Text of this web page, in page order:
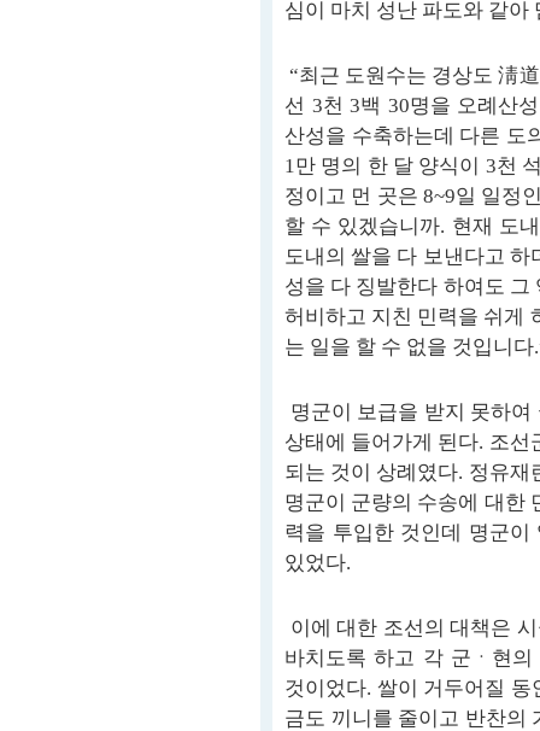
심이 마치 성난 파도와 같아
“최근 도원수는 경상도 淸
선 3천 3백 30명을 오례산
산성을 수축하는데 다른 도
1만 명의 한 달 양식이 3천
정이고 먼 곳은 8~9일 일정
할 수 있겠습니까. 현재 도
도내의 쌀을 다 보낸다고 하
성을 다 징발한다 하여도 그
허비하고 지친 민력을 쉬게
는 일을 할 수 없을 것입니다
명군이 보급을 받지 못하
상태에 들어가게 된다. 조선
되는 것이 상례였다. 정유재
명군이 군량의 수송에 대한
력을 투입한 것인데 명군
있었다.
이에 대한 조선의 대책은
바치도록 하고 각 군ㆍ현
것이었다. 쌀이 거두어질
금도 끼니를 줄이고 반찬의